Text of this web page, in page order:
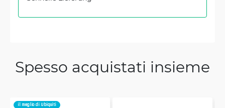
Spesso acquistati insieme
il meglio di Ubiquiti